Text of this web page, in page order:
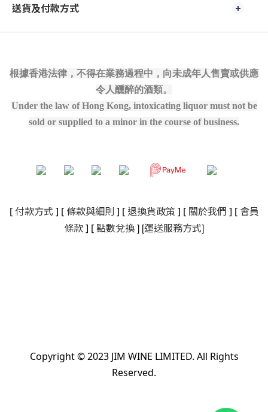
送貨及付款方式
根據香港法律，不得在業務過程中，向未成年人售賣或供應
令人醺醉的酒類。
Under the law of Hong Kong, intoxicating liquor must not be
sold or supplied to a minor in the course of business.
[ 付款方式 ] [ 條款與細則 ] [ 退換貨政策 ] [ 關於我們 ] [ 會員
條款] [點數兌換] [運送服務方式]
Copyright © 2023 JIM WINE LIMITED. All Rights
Reserved.